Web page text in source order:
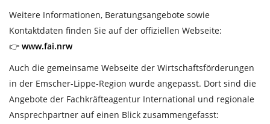
Weitere Informationen, Beratungsangebote sowie
Kontaktdaten finden Sie auf der offiziellen Webseite:
👉 www.fai.nrw
Auch die gemeinsame Webseite der Wirtschaftsförderungen
in der Emscher-Lippe-Region wurde angepasst. Dort sind die
Angebote der Fachkräfteagentur International und regionale
Ansprechpartner auf einen Blick zusammengefasst: